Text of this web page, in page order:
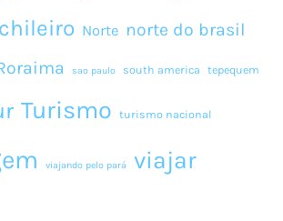
Norte norte do brasil
sao paulo south america tepequem
Turismo turismo nacional
viajando pelo pará viajar